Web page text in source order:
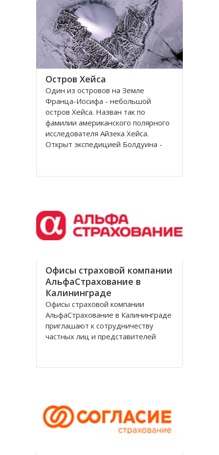
Вмещает 282
Остров Хейса
Один из островов на Земле
Франца-Иосифа - небольшой
остров Хейса. Назван так по
фамилии американского полярного
исследователя Айзека Хейса.
Открыт экспедицией Болдуина -
широты, в самых суровых условиях
Офисы страховой компании
АльфаСтрахование в
Калининграде
Офисы страховой компании
АльфаСтрахование в Калининграде
приглашают к сотрудничеству
частных лиц и представителей
крупнейшим российским
страховую группу